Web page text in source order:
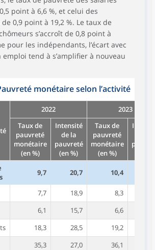
point à 6,6 %, et celui des
0,9 point à 19,2 %. Le taux de
s’accroît de 0,8 point à
pour les indépendants, l’écart avec
emploi tend à s’amplifier à nouveau
monétaire selon l’activité
2022
2023
Taux de
pauvreté
monétaire
(en %)
Intensité
de la
pauvreté
(en %)
Taux de
pauvreté
monétaire
(en %)
9,7 20,7 10,4
7,7 18,9 8,3
6,1 15,7 6,6
18,3 28,5 19,2
35,3 27,0 36,1